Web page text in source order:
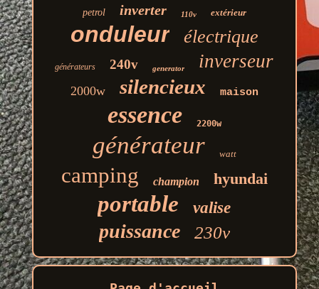
petrol inverter 110v extérieur
onduleur électrique
générateurs 240v generator inverseur
2000w silencieux maison
essence 2200w
générateur watt
camping champion hyundai
portable valise
puissance 230v